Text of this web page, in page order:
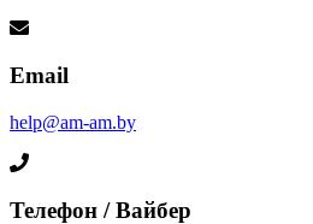
Email
help@am-am.by
Телефон / Вайбер